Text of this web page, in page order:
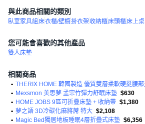
與此商品相關的類別
臥室家具組 床衣櫃/壁櫥掛衣架 收納櫃床頭櫃床上桌
您可能會喜歡的其他產品
雙人床墊
相關商品
•
• Mexsmon 美思夢 孟宗竹彈力舒眠床墊 $630
• HOME JOBS 9區可折疊床墊 + 收納帶 $1,380
• 夢之語 3D冷碳化麻將蓆 特大 $2,108
• Magic Bed獨居地板睡眠4層折疊式床墊 $6,356